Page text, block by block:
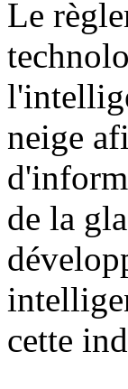
Le
neige
de la
cette